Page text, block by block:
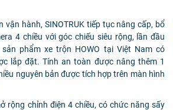
vận hành, SINOTRUK tiếp tục nâng cấp, bổ
4 chiều với góc chiếu siêu rộng, lần đầu
phẩm xe trộn HOWO tại Việt Nam có
lắp đặt. Tính an toàn được nâng thêm 1
nguyên bản được tích hợp trên màn hình
rộng chỉnh điện 4 chiều, có chức năng sấy